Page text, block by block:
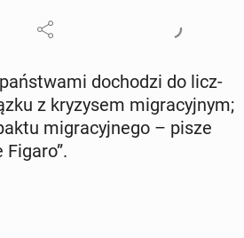
do­cho­dzi do licz­
z kry­zy­sem mi­gra­cyj­nym;
mi­gra­cyj­ne­go – pisze